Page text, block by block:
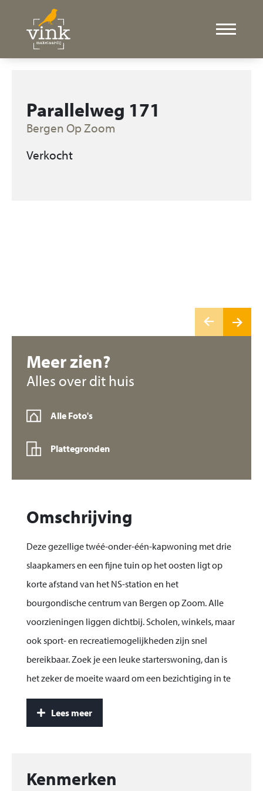
Parallelweg 171
Bergen Op Zoom
Verkocht
Meer zien?
Alles over dit huis
Alle Foto's
Plattegronden
Omschrijving
Deze gezellige twéé-onder-één-kapwoning met drie
slaapkamers en een fijne tuin op het oosten ligt op
korte afstand van het NS-station en het
bourgondische centrum van Bergen op Zoom. Alle
voorzieningen liggen dichtbij. Scholen, winkels, maar
ook sport- en recreatiemogelijkheden zijn snel
bereikbaar. Zoek je een leuke starterswoning, dan is
het zeker de moeite waard om een bezichtiging in te
plannen.
Bouwjaar: 1934. Perceelgrootte: 160 m². Inhoud: 450
Indeling:
Lees meer
Kenmerken